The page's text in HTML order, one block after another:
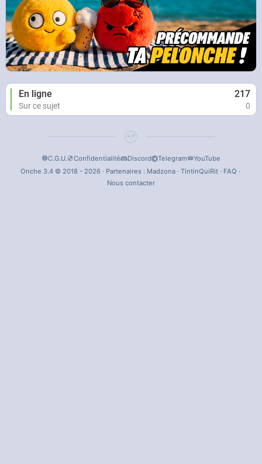
En ligne 217
Sur ce sujet 0
C.G.U. Confidentialité Discord Telegram
YouTube
Onche 3.4 © 2018 - 2026 · Partenaires : Madzona· TintinQuiRit· FAQ ·
Nous contacter